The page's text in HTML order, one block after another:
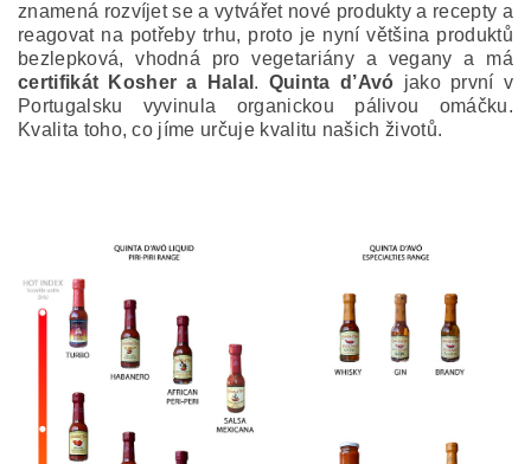
znamená rozvíjet se a vytvářet nové produkty a recepty a
reagovat na potřeby trhu, proto je nyní většina produktů
bezlepková, vhodná pro vegetariány a vegany a má
certifikát Kosher a Halal . Quinta d’Avó jako první v
Portugalsku vyvinula organickou pálivou omáčku.
Kvalita toho, co jíme určuje kvalitu našich životů.